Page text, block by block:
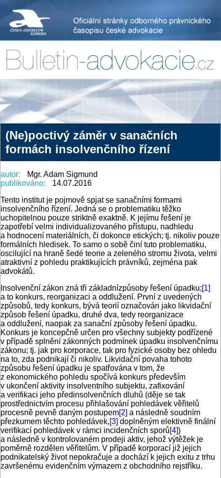
(Ne)poctivý záměr v sanačních
formách insolvenčního řízení
autor:
Mgr. Adam Sigmund
publikováno:
14.07.2016
Tento institut je pojmově spjat se sanačními formami
insolvenčního řízení. Jedná se o problematiku těžko
uchopitelnou pouze striktně exaktně. K jejímu řešení je
zapotřebí velmi individualizovaného přístupu, nadhledu
a hodnocení materiálních, či dokonce etických; tj. nikoliv pouze
formálních hledisek. To samo o sobě činí tuto problematiku,
oscilující na hraně šedé teorie a zeleného stromu života, velmi
atraktivní z pohledu praktikujících právníků, zejména pak
advokátů.
Insolvenční zákon zná tři základnízpůsoby řešení úpadku;[1]
a to konkurs, reorganizaci a oddlužení. První z uvedených
způsobů, tedy konkurs, bývá teorií označován jako likvidační
způsob řešení úpadku, druhé dva, tedy reorganizace
a oddlužení, naopak za sanační způsoby řešení úpadku.
Konkurs je koncepčně určen pro všechny subjekty podřízené
v případě splnění zákonných podmínek úpadku insolvenčnímu
zákonu; tj. jak pro korporace, tak pro fyzické osoby bez ohledu
na to, zda podnikají či nikoliv. Likvidační povaha tohoto
způsobu řešení úpadku je spatřována v tom, že
z ekonomického pohledu spočívá konkurs především
v ukončení aktivity insolventního subjektu, zafixování
a verifikaci jeho předinsolvenčních dluhů (děje se tak
prostřednictvím procesu přihlašování pohledávek věřitelů
procesně pevně daným postupem[2] a následně soudním
přezkumem těchto pohledávek,[3] doplněným elektivně finální
verifikací pohledávek v rámci incidenčních sporů[4])
a následně v kontrolovaném prodeji aktiv, jehož výtěžek je
poměrně rozdělen věřitelům. V případě korporací již jejich
podnikatelský život nepokračuje a dochází k jejich exitu z trhu
završenému evidenčním výmazem z obchodního rejstříku.